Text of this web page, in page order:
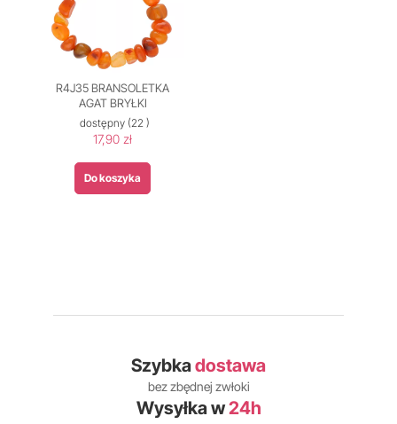
R4J35 BRANSOLETKA
AGAT BRYŁKI
dostępny (22 )
17,90 zł
Do koszyka
Szybkadostawa
bez zbędnej zwłoki
Wysyłka w24h